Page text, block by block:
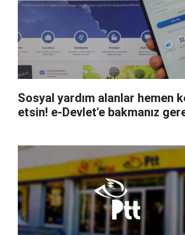
Sosyal yardım alanlar hemen
etsin! e-Devlet'e bakmanız